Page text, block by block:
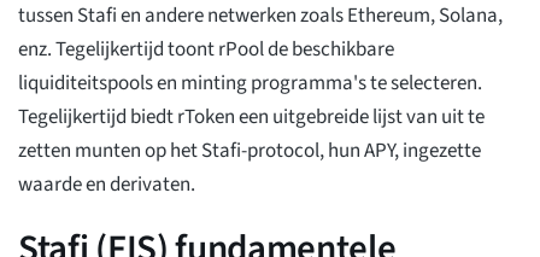
tussen Stafi en andere netwerken zoals Ethereum, Solana,
enz. Tegelijkertijd toont rPool de beschikbare
liquiditeitspools en minting programma's te selecteren.
Tegelijkertijd biedt rToken een uitgebreide lijst van uit te
zetten munten op het Stafi-protocol, hun APY, ingezette
waarde en derivaten.